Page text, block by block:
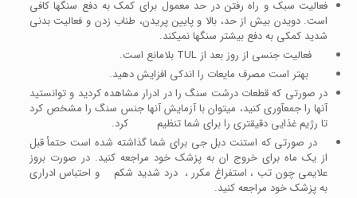
فعالیت سبک و راه رفتن در حد معمول برای کمک به دفع سنگ­ها کافی
است. دویدن بیش از حد، بالا و پایین پریدن، طناب زدن و فعالیت بدنی
شدید کمکی به دفع بیش­تر سنگ­ها نمی­کند.
فعالیت جنسی از روز بعد از TUL بلامانع است.
بهتر است مصرف مایعات را اندکی افزایش دهید.
در صورتی که قطعات درشت سنگ را در ادرار مشاهده کردید و توانستید
آن­ها را جمع­آوری کنید، می­توان با آزمایش آن­ها جنس سنگ را مشخص کرد
تا رژیم غذایی دقیق­تری را برای شما تنظیم کرد.
در صورتی که استنت دبل جی برای شما گذاشته شده است حتمأ قبل
از یک ماه برای خروج ان به پزشک خود مراجعه کنید. در صورت بروز
علایمی چون تب ، استفراغ مکرر ، درد شدید شکم و احتباس ادراری
به پزشک خود مراجعه کنید.